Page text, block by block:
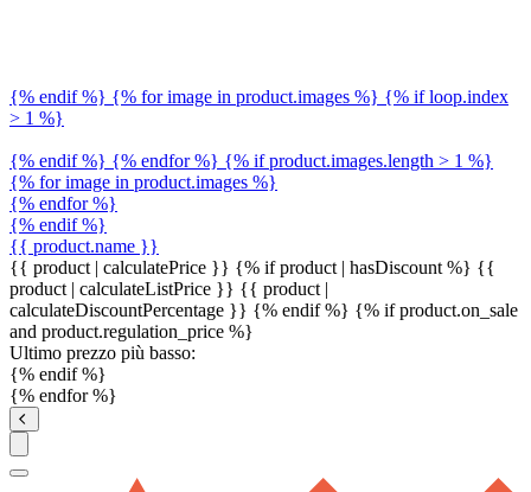
{% endif %} {% for image in product.images %} {% if loop.index
> 1 %}
{% endif %} {% endfor %} {% if product.images.length > 1 %}
{% for image in product.images %}
{% endfor %}
{% endif %}
{{ product.name }}
{{ product | calculatePrice }} {% if product | hasDiscount %} {{
product | calculateListPrice }} {{ product |
calculateDiscountPercentage }} {% endif %} {% if product.on_sale
and product.regulation_price %}
Ultimo prezzo più basso:
{% endif %}
{% endfor %}